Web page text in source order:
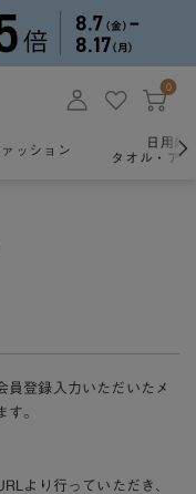
0
ァッション
日用雑
タオル・ア
員登録入力いただいたメ
す。
より行っていただき、